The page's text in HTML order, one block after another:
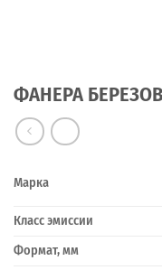
ФАНЕРА
Марка
Класс эмиссии
Формат, мм